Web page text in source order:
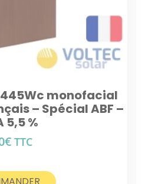
monofacial
– Spécial ABF –
5,5 %
€TTC